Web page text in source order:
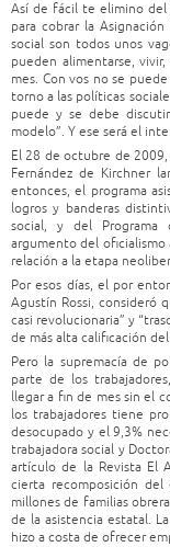
Así de fácil te elimino del
para cobrar la
social son todos unos
pueden alimentarse,
mes. Con vos no se
torno a las políticas
puede y se debe
modelo”. Y ese será el
El 28 de octubre de
Fernández de Kirchner
entonces, el programa
logros y banderas
social, y del Programa
argumento del oficialismo
relación a la etapa
Por esos días, el por
Agustín Rossi, consideró
casi revolucionaria” y
de más alta calificación
Pero la supremacía de
parte de los
llegar a fin de mes sin el
los trabajadores tiene
desocupado y el 9,3%
trabajadora social y
artículo de la Revista El
cierta recomposición del
millones de familias
de la asistencia estatal.
hizo a costa de ofrecer